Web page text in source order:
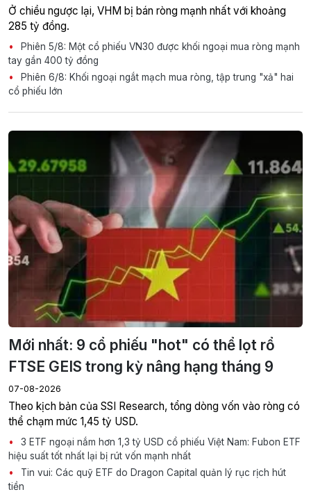
Ở chiều ngược lại, VHM bị bán ròng mạnh nhất với khoảng
285 tỷ đồng.
Phiên 5/8: Một cổ phiếu VN30 được khối ngoại mua ròng mạnh
tay gần 400 tỷ đồng
Phiên 6/8: Khối ngoại ngắt mạch mua ròng, tập trung "xả" hai
cổ phiếu lớn
Mới nhất: 9 cổ phiếu "hot" có thể lọt rổ
FTSE GEIS trong kỳ nâng hạng tháng 9
07-08-2026
Theo kịch bản của SSI Research, tổng dòng vốn vào ròng có
thể chạm mức 1,45 tỷ USD.
3 ETF ngoại nắm hơn 1,3 tỷ USD cổ phiếu Việt Nam: Fubon ETF
hiệu suất tốt nhất lại bị rút vốn mạnh nhất
Tin vui: Các quỹ ETF do Dragon Capital quản lý rục rịch hút
tiền